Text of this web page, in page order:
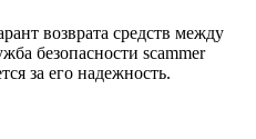
возврата средств между
безопасности scammer
за его надежность.